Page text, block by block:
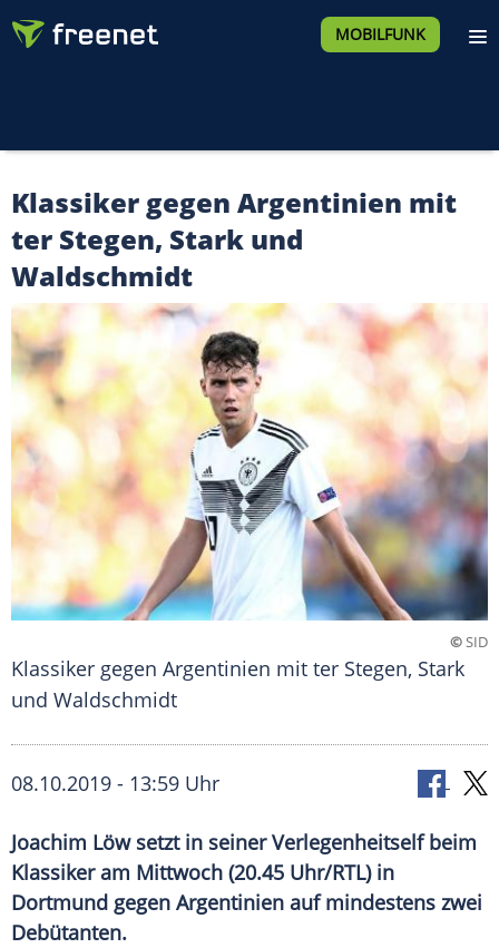
MOBILFUNK
Klassiker gegen Argentinien mit
ter Stegen, Stark und
Waldschmidt
©SID
Klassiker gegen Argentinien mit ter Stegen, Stark
und Waldschmidt
08.10.2019 - 13:59 Uhr
Joachim Löw setzt in seiner Verlegenheitself beim
Klassiker am Mittwoch (20.45 Uhr/RTL) in
Dortmund gegen Argentinien auf mindestens zwei
Debütanten.